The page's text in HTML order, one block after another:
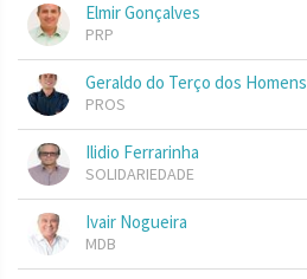
Elmir Gonçalves
PRP
Geraldo do Terço dos Homens
PROS
Ilidio Ferrarinha
SOLIDARIEDADE
Ivair Nogueira
MDB